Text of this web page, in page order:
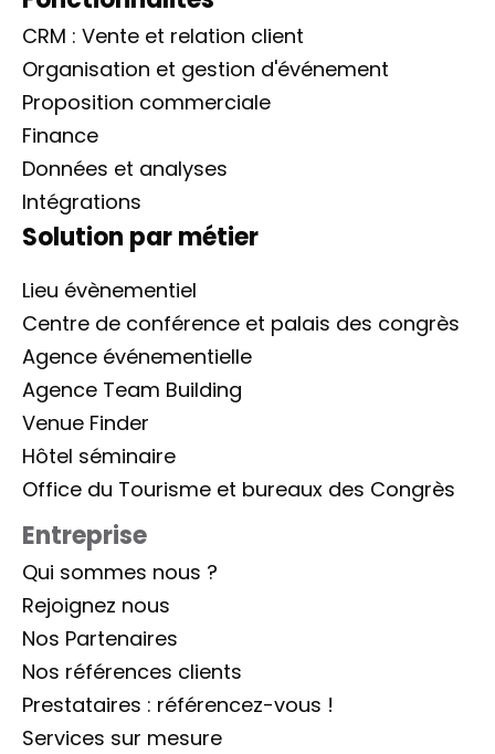
CRM : Vente et relation client
Organisation et gestion d'événement
Proposition commerciale
Finance
Données et analyses
Intégrations
Solution par métier
Lieu évènementiel
Centre de conférence et palais des congrès
Agence événementielle
Agence Team Building
Venue Finder
Hôtel séminaire
Office du Tourisme et bureaux des Congrès
Entreprise
Qui sommes nous ?
Rejoignez nous
Nos Partenaires
Nos références clients
Prestataires : référencez-vous !
Services sur mesure